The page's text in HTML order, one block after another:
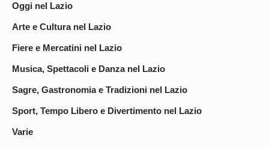
Oggi nel Lazio
Arte e Cultura nel Lazio
Fiere e Mercatini nel Lazio
Musica, Spettacoli e Danza nel Lazio
Sagre, Gastronomia e Tradizioni nel Lazio
Sport, Tempo Libero e Divertimento nel Lazio
Varie